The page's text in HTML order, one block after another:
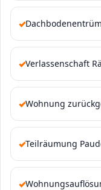
Verlassenschaft
Wohnung
Teilräumung